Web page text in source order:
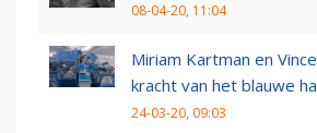
08-04-20, 11:04
Miriam Kartman en
kracht van het blauwe
24-03-20, 09:03